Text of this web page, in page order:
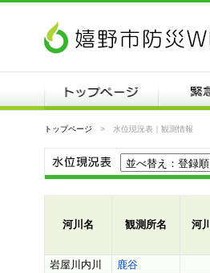
トップページ 水位現況表｜観測情報
河川名 観測所名 河
岩屋川内川 鹿谷